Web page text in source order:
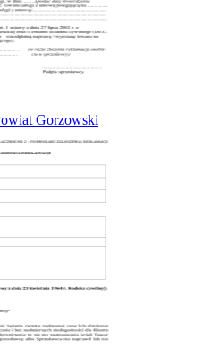
Gorzowski